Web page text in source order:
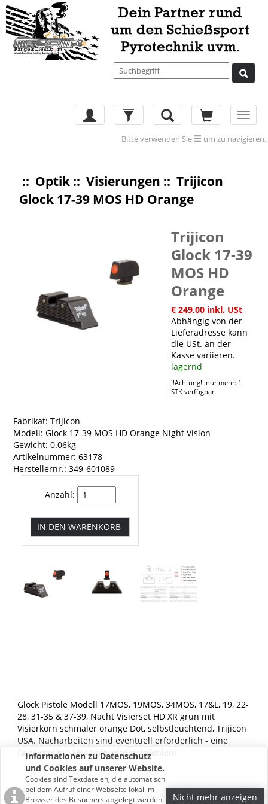
Informationen zu Datenschutz
und Cookies auf unserer Website.
Cookies sind Textdateien, die automatisch
bei dem Aufruf einer Webseite lokal im
Browser des Besuchers abgelegt werden.
Nicht mehr anzeigen
Bitte verwenden Sie um zu navigieren.
:: Optik ::Visierungen :: Trijicon
Glock 17-39 MOS HD Orange
Trijicon
Glock 17-39
MOS HD
Orange
€ 249,00 inkl. USt
Abhängig von der
Lieferadresse kann
die USt. an der
Kasse variieren.
lagernd
!!Achtung!! nur mehr: 1
STK verfügbar
Fabrikat: Trijicon
Modell: Glock 17-39 MOS HD Orange Night Vision
Gewicht: 0.06kg
Artikelnummer: 63178
Herstellernr.: 349-601089
Anzahl:
Glock Pistole Modell 17MOS, 19MOS, 34MOS, 17&L, 19, 22-
28, 31-35 & 37-39, Nacht Visierset HD XR grün mit
Visierkorn schmäler orange Dot, selbstleuchtend, Trijicon
USA. Nacharbeiten sind eventuell erforderlich - eine
fachgerechte Montage wird empfohlen!